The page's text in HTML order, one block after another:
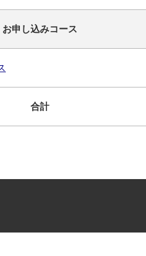
お申し込みコース
合計